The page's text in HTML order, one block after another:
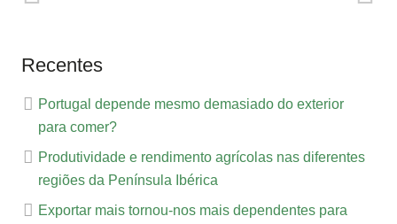
Recentes
Portugal depende mesmo demasiado do exterior
para comer?
Produtividade e rendimento agrícolas nas diferentes
regiões da Península Ibérica
Exportar mais tornou-nos mais dependentes para